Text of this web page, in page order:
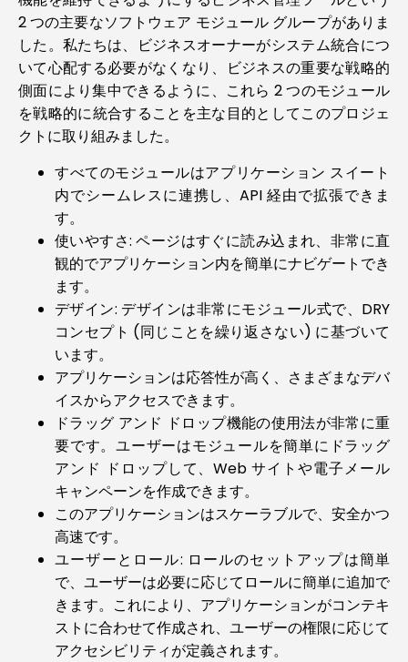
2 つの主要なソフトウェア モジュール グループがありま
した。私たちは、ビジネスオーナーがシステム統合につ
いて心配する必要がなくなり、ビジネスの重要な戦略的
側面により集中できるように、これら 2 つのモジュール
を戦略的に統合することを主な目的としてこのプロジェ
クトに取り組みました。
すべてのモジュールはアプリケーション スイート
内でシームレスに連携し、API 経由で拡張できま
す。
使いやすさ: ページはすぐに読み込まれ、非常に直
観的でアプリケーション内を簡単にナビゲートでき
ます。
デザイン: デザインは非常にモジュール式で、DRY
コンセプト (同じことを繰り返さない) に基づいて
います。
アプリケーションは応答性が高く、さまざまなデバ
イスからアクセスできます。
ドラッグ アンド ドロップ機能の使用法が非常に重
要です。ユーザーはモジュールを簡単にドラッグ
アンド ドロップして、Web サイトや電子メール
キャンペーンを作成できます。
このアプリケーションはスケーラブルで、安全かつ
高速です。
ユーザーとロール: ロールのセットアップは簡単
で、ユーザーは必要に応じてロールに簡単に追加で
きます。これにより、アプリケーションがコンテキ
ストに合わせて作成され、ユーザーの権限に応じて
アクセシビリティが定義されます。